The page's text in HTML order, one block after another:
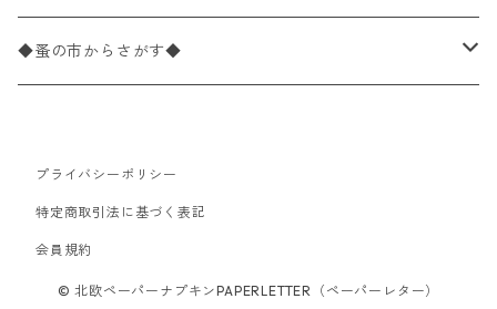
ペーパーリネンナプキン
ワックスペーパー
デコパージュ用品
パック売り
バラ売り
33cm（ラウンド）
海・魚柄
食べ物・フルーツ・野菜・ドリンク柄
食器・カトラリー柄
カクテルサイズ
ランチサイズ
ドイツ製 Paperproducts Design
カクテルサイズ
ランチサイズ
カクテルサイズ
ドイツ製 ti-flair/ティーフレア
ランチサイズ
ドイツ製 PAW/パウ
デコパージュ下地
デコパージュはさみ
3Dデコパージュ
シリコンモールド
トレイ
ポスター・カレンダー
◆蚤の市からさがす◆
北欧雑貨
デコパージュ用品
プライバシーポリシー
特定商取引法に基づく表記
会員規約
© 北欧ペーパーナプキンPAPERLETTER（ペーパーレター）